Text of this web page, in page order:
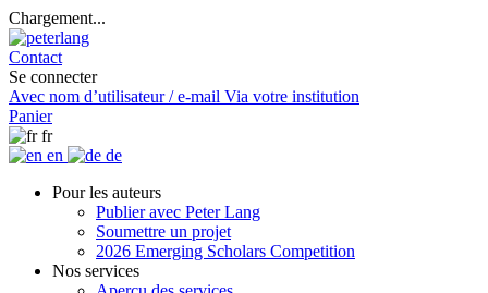
Chargement...
Contact
Se connecter
Avec nom d’utilisateur / e-mail Via votre institution
Panier
fr
en
de
Pour les auteurs
Publier avec Peter Lang
Soumettre un projet
2026 Emerging Scholars Competition
Nos services